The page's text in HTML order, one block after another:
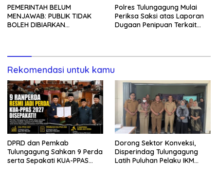
PEMERINTAH BELUM
MENJAWAB: PUBLIK TIDAK
BOLEH DIBIARKAN
Polres Tulungagung Mulai
Periksa Saksi atas Laporan
Dugaan Penipuan Terkait
Rekomendasi untuk kamu
DPRD dan Pemkab
Tulungagung Sahkan 9 Perda
serta Sepakati KUA-PPAS
Dorong Sektor Konveksi,
Disperindag Tulungagung
Latih Puluhan Pelaku IKM